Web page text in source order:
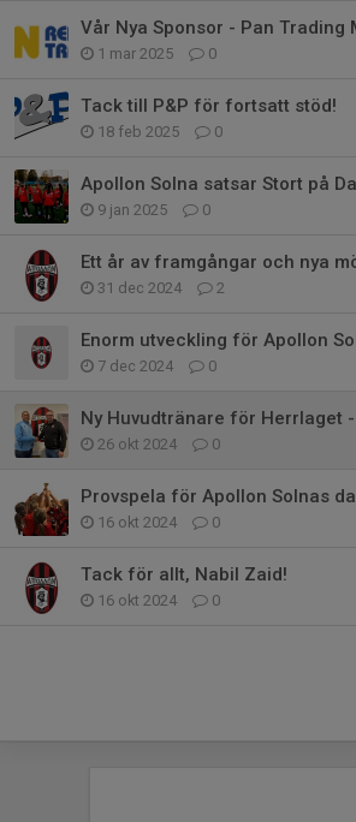
Vår Nya Sponsor - Pan Trading
1 mar 2025 0
Tack till P&P för fortsatt stöd!
18 feb 2025 0
Apollon Solna satsar Stort på
9 jan 2025 0
31 dec 2024 2
7 dec 2024 0
26 okt 2024 0
Provspela för Apollon Solnas
16 okt 2024 0
Tack för allt, Nabil Zaid!
16 okt 2024 0